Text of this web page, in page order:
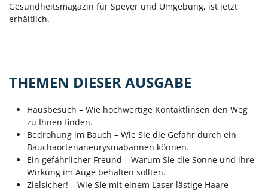
Gesundheitsmagazin für Speyer und Umgebung, ist jetzt
erhältlich.
THEMEN DIESER AUSGABE
Hausbesuch – Wie hochwertige Kontaktlinsen den Weg
zu Ihnen finden.
Bedrohung im Bauch – Wie Sie die Gefahr durch ein
Bauchaortenaneurysmabannen können.
Ein gefährlicher Freund – Warum Sie die Sonne und ihre
Wirkung im Auge behalten sollten.
Zielsicher! – Wie Sie mit einem Laser lästige Haare